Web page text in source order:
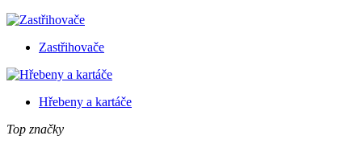
Zastřihovače
Hřebeny a kartáče
Top značky